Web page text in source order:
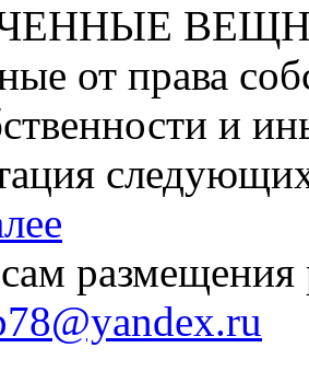
от права
и
размещения